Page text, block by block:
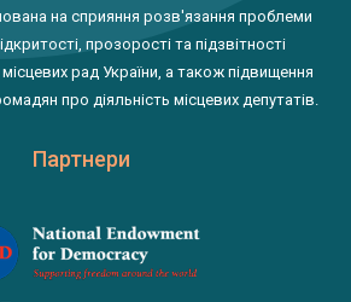
на сприяння розв'язання проблеми
прозорості та підзвітності
рад України, а також підвищення
про діяльність місцевих депутатів.
Партнери